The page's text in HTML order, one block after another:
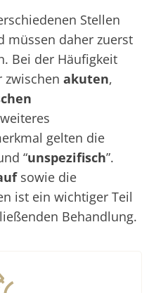
Stellen
müssen daher zuerst
Bei der Häufigkeit
zwischen akuten,
gelten die
“unspezifisch”.
sowie die
ist ein wichtiger Teil
Behandlung.